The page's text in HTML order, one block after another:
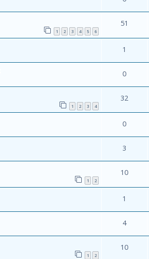
1 2 3 4 5 6
51
1
0
1 2 3 4
32
0
3
1 2
10
1
4
1 2
10